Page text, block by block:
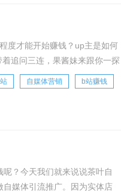
度才能开始赚钱？up主是如何
追问三连，果酱妹来跟你一探
有人都说B站商业化起步晚，
心。2016年，“up主充电计
自媒体营销 b站赚钱
？今天我们就来说说茶叶自
媒体引流推广。因为实体店